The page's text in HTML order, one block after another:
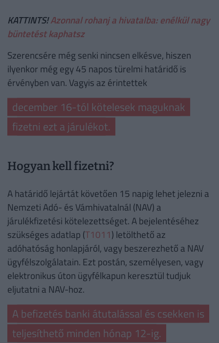
KATTINTS!Azonnal rohanj a hivatalba: enélkül nagy
büntetést kaphatsz
Szerencsére még senki nincsen elkésve, hiszen
ilyenkor még egy 45 napos türelmi határidő is
érvényben van. Vagyis az érintettek
december 16-tól kötelesek maguknak
fizetni ezt a járulékot.
Hogyan kell fizetni?
A határidő lejártát követően 15 napig lehet jelezni a
Nemzeti Adó- és Vámhivatalnál (NAV) a
járulékfizetési kötelezettséget. A bejelentéséhez
szükséges adatlap (T1011) letölthető az
adóhatóság honlapjáról, vagy beszerezhető a NAV
ügyfélszolgálatain. Ezt postán, személyesen, vagy
elektronikus úton ügyfélkapun keresztül tudjuk
eljutatni a NAV-hoz.
A befizetés banki átutalással és csekken is
teljesíthető minden hónap 12-ig.